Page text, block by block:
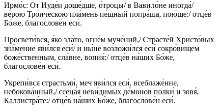
Ирмо́с: От Иуде́и доше́дше, о́троцы/ в Вавило́не иногда́/
ве́рою Тро́ическою пла́мень пе́щный попра́ша, пою́ще:/ отце́в
Бо́же, благослове́н еси́.
Просвети́вся, я́ко зла́то, огне́м муче́ний,/ Страсте́й Христо́вых
зна́мение яви́лся еси́/ и ны́не возложи́лся еси́ сокро́вищем
боже́ственным, сла́вне, вопия́:/ отце́в на́ших Бо́же,
благослове́н еси́.
Укрепи́вся страстьми́, меч яви́лся еси́, всеблаже́нне,
небокова́нный,/ ссеца́я неви́димых де́монов полки́ и зовя́,
Каллистра́те:/ отце́в на́ших Бо́же, благослове́н еси́.